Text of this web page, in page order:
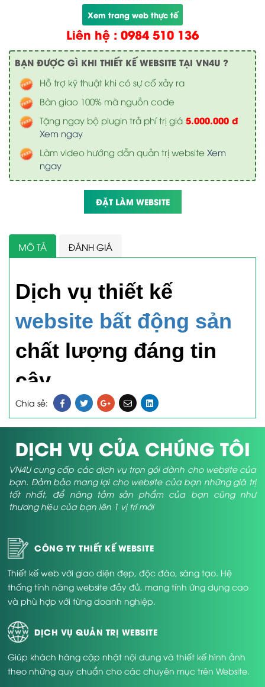
Xem trang web thực tế
Liên hệ : 0984 510 136
BẠN ĐƯỢC GÌ KHI THIẾT KẾ WEBSITE TẠI VN4U ?
Hỗ trợ kỹ thuật khi có sự cố xảy ra
Bàn giao 100% mã nguồn code
Tặng ngay bộ plugin trả phí trị giá 5.000.000 đ
Xem ngay
Làm video hướng dẫn quản trị website Xem
ngay
ĐẶT LÀM WEBSITE
MÔ TẢ ĐÁNH GIÁ
Dịch vụ thiết kế
website bất động sản
chất lượng đáng tin
cậy
trang web về bất động sản khá phổ biến hiện nay đi cùng với
sự phát triển mạnh mẽ của ngành này. Để bảo đảm có được
đòi hỏi quy trình thiết kế bài bản, chuẩn mực. &Amp; đó chính
là nguyên do các bạn cần phải tìm kiếm đến những đơn vị
kinh doanh dịch vụlàm website bất động sản . Vậy những tiêu
chí khi lựa chọn là gì? Một trang web chính thức chất lượng
cần cam đoan những yếu tố nào? Đây chắc hẳn là những điều
Chia sẻ:
DỊCH VỤ CỦA CHÚNG TÔI
VN4U cung cấp các dịch vụ trọn gói dành cho website của
bạn. Đảm bảo mang lại cho website của bạn những giá trị
tốt nhất, để nâng tầm sản phẩm của bạn cũng như
thương hiệu của bạn lên 1 vị trí mới
CÔNG TY THIẾT KẾ WEBSITE
Thiết kế web với giao diện đẹp, độc đáo, sáng tạo. Hệ
thống tính năng website đầy đủ, mang tính ứng dụng cao
và phù hợp với từng doanh nghiệp.
DỊCH VỤ QUẢN TRỊ WEBSITE
Giúp khách hàng cập nhật nội dung và thiết kế hình ảnh
theo những quy chuẩn cho các chuyên mục trên Website.